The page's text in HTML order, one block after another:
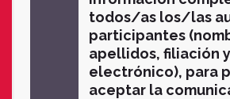
todos/as los/las
participantes
apellidos, filiación
electrónico), para
aceptar la